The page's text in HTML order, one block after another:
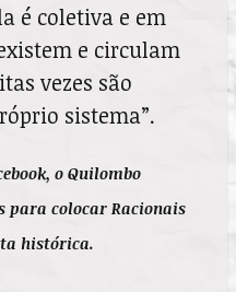
é coletiva e em
e circulam
vezes são
sistema”.
o Quilombo
para colocar Racionais
histórica.